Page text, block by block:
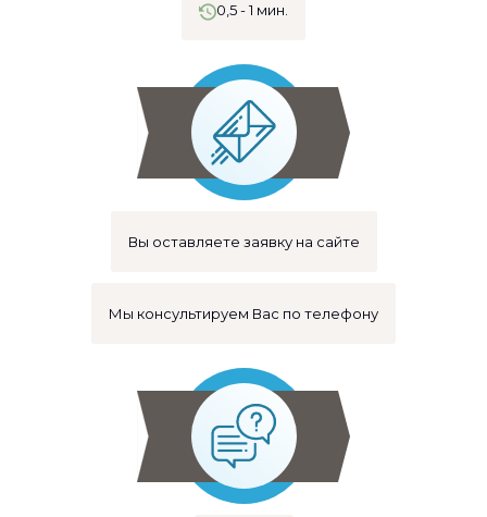
0,5 - 1 мин.
Вы оставляете заявку на сайте
Мы консультируем Вас по телефону